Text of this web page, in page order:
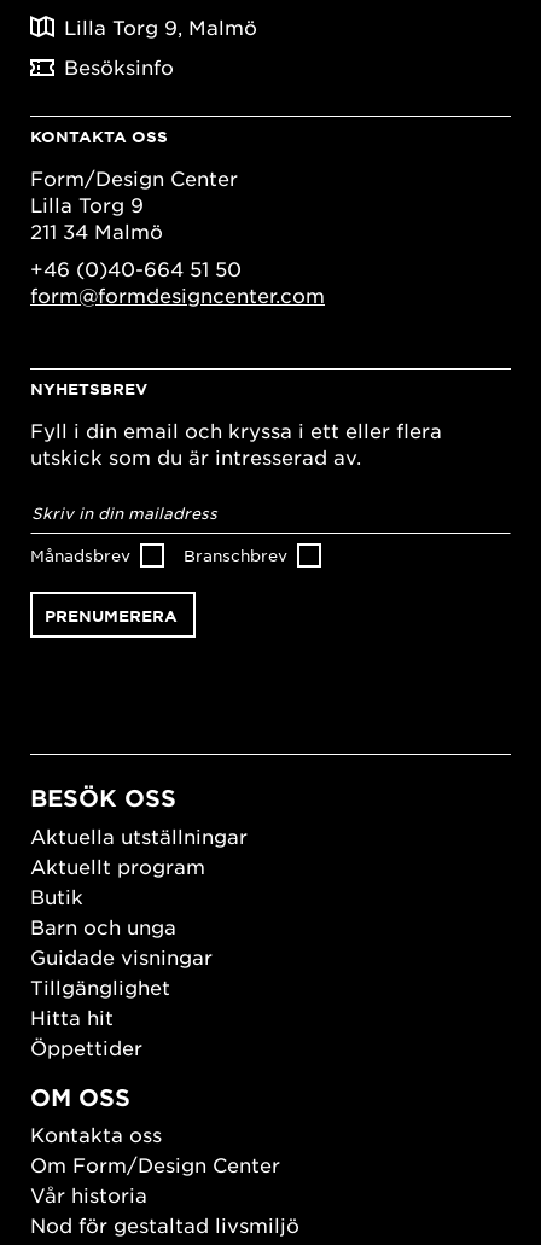
Lilla Torg 9, Malmö
Besöksinfo
KONTAKTA OSS
Form/Design Center
Lilla Torg 9
211 34 Malmö
+46 (0)40-664 51 50
form@formdesigncenter.com
NYHETSBREV
Fyll i din email och kryssa i ett eller flera
utskick som du är intresserad av.
postadress*
Månadsbrev Branschbrev
BESÖK OSS
Aktuella utställningar
Aktuellt program
Butik
Barn och unga
Guidade visningar
Tillgänglighet
Hitta hit
Öppettider
OM OSS
Kontakta oss
Om Form/Design Center
Vår historia
Nod för gestaltad livsmiljö